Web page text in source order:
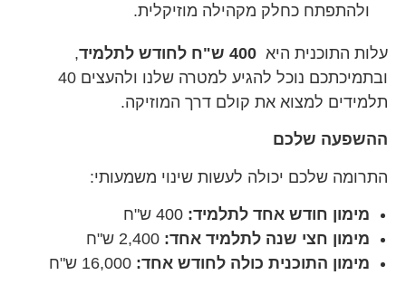
ולהתפתח כחלק מקהילה מוזיקלית.
עלות התוכנית היא
,
ובתמיכתכם נוכל להגיע למטרה שלנו ולהעצים 40
תלמידים למצוא את קולם דרך המוזיקה.
ההשפעה שלכם
התרומה שלכם יכולה לעשות שינוי משמעותי:
מימון חודש אחד לתלמיד:
מימון חצי שנה לתלמיד אחד:
מימון התוכנית כולה לחודש אחד: